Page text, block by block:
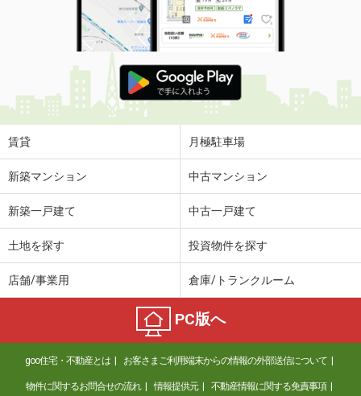
賃貸 月極駐車場
新築マンション 中古マンション
新築一戸建て 中古一戸建て
土地を探す 投資物件を探す
店舗/事業用 倉庫/トランクルーム
PC版へ
goo住宅・不動産とは お客さまご利用端末からの情報の外部送信について
物件に関するお問合せの流れ 情報提供元 不動産情報に関する免責事項